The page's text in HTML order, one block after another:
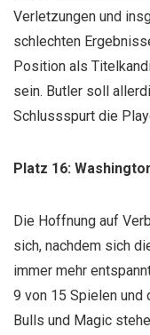
Verletzungen und
schlechten
Position als
sein. Butler soll
Schlussspurt die
Platz 16:
Die Hoffnung auf
sich, nachdem sich
immer mehr
9 von 15 Spielen und
Bulls und Magic